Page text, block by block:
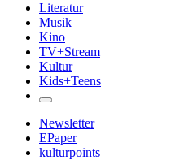
Literatur
Musik
Kino
TV+Stream
Kultur
Kids+Teens
Newsletter
EPaper
kulturpoints